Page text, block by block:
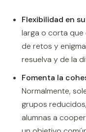
Flexibilidad en
larga o corta que
de retos y
resuelva y de la
Fomenta la
Normalmente,
grupos
alumnas a